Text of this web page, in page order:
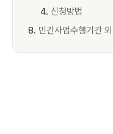
신청방법
민간사업수행기간